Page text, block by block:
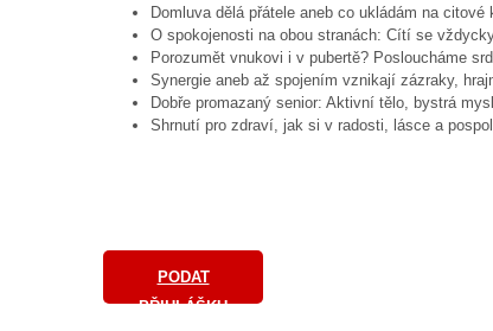
Domluva dělá přátele aneb co ukládám na
O spokojenosti na obou stranách: Cítí se
Porozumět vnukovi i v pubertě? Posloucháme
Synergie aneb až spojením vznikají zázraky,
Dobře promazaný senior: Aktivní tělo, bystrá
Shrnutí pro zdraví, jak si v radosti, lásce a
PODAT
PŘIHLÁŠKU